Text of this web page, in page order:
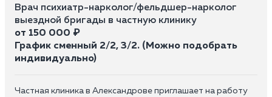
Врач психиатр-нарколог/фельдшер-нарколог
выездной бригады в частную клинику
от 150 000 ₽
График сменный 2/2, 3/2. (Можно подобрать
индивидуально)
Частная клиника в Александрове приглашает на работу